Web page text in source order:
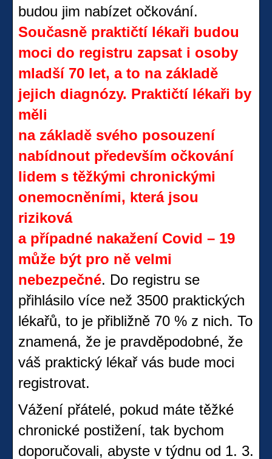
budou jim nabízet očkování.
Současně praktičtí lékaři budou
moci do registru zapsat i osoby
mladší 70 let, a to na základě
jejich diagnózy. Praktičtí lékaři by
měli
na základě svého posouzení
nabídnout především očkování
lidem s těžkými chronickými
onemocněními, která jsou
riziková
a případné nakažení Covid – 19
může být pro ně velmi
nebezpečné. Do registru se
přihlásilo více než 3500 praktických
lékařů, to je přibližně 70 % z nich. To
znamená, že je pravděpodobné, že
váš praktický lékař vás bude moci
registrovat.
Vážení přátelé, pokud máte těžké
chronické postižení, tak bychom
doporučovali, abyste v týdnu od 1. 3.